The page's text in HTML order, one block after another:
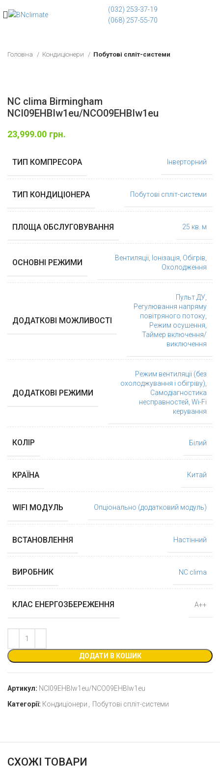
(032) 253-37-19
(068) 257-55-70
Головна Кондиціонери Побутові спліт-системи
NC clima Birmingham
NCI09EHBIw1eu/NCO09EHBIw1eu
23,999.00 грн.
ТИП КОМПРЕСОРА Інверторний
ТИП КОНДИЦІОНЕРА Побутові спліт-системи
ПЛОЩА ОБСЛУГОВУВАННЯ 25 кв. м
ОСНОВНІ РЕЖИМИ Вентиляції, Іонізація, Обігрів,
Охолодження
ДОДАТКОВІ МОЖЛИВОСТІ
Пульт ДУ,
Регулювання напряму
повітряного потоку,
Режим осушення,
Таймер включення/
виключення
ДОДАТКОВІ РЕЖИМИ
Режим вентиляції (без
охолоджування і обігріву),
Самодіагностика
несправностей, Wi-Fi
керування
КОЛІР Білий
КРАЇНА Китай
WIFI МОДУЛЬ Опціонально (додатковий модуль)
ВСТАНОВЛЕННЯ Настінний
ВИРОБНИК NC clima
КЛАС ЕНЕРГОЗБЕРЕЖЕННЯ А++
ДОДАТИ В КОШИК
Артикул: NCI09EHBIw1eu/NCO09EHBIw1eu
Категорії: Кондиціонери Побутові спліт-системи
СХОЖІ ТОВАРИ